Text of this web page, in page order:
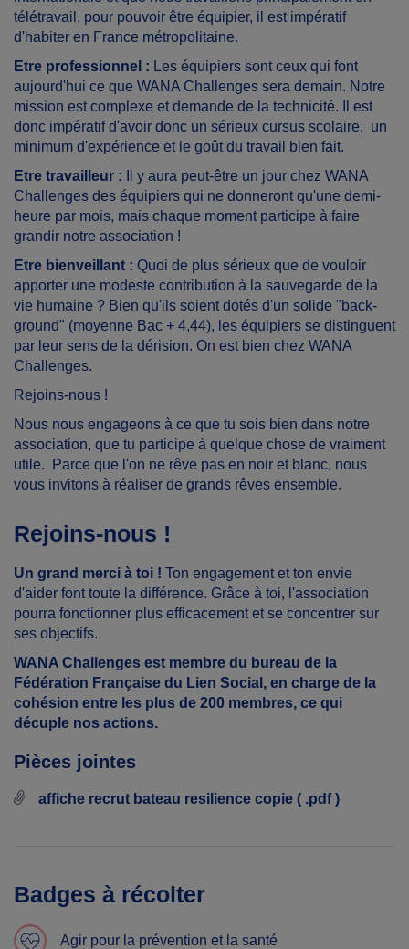
télétravail, pour pouvoir être équipier, il est impératif
d'habiter en France métropolitaine.
Etre professionnel : Les équipiers sont ceux qui font
aujourd'hui ce que WANA Challenges sera demain. Notre
mission est complexe et demande de la technicité. Il est
donc impératif d'avoir donc un sérieux cursus scolaire, un
minimum d'expérience et le goût du travail bien fait.
Etre travailleur : Il y aura peut-être un jour chez WANA
Challenges des équipiers qui ne donneront qu'une demi-
heure par mois, mais chaque moment participe à faire
grandir notre association !
Etre bienveillant : Quoi de plus sérieux que de vouloir
apporter une modeste contribution à la sauvegarde de la
vie humaine ? Bien qu'ils soient dotés d'un solide "back-
ground" (moyenne Bac + 4,44), les équipiers se distinguent
par leur sens de la dérision. On est bien chez WANA
Challenges.
Rejoins-nous !
Nous nous engageons à ce que tu sois bien dans notre
association, que tu participe à quelque chose de vraiment
utile. Parce que l'on ne rêve pas en noir et blanc, nous
vous invitons à réaliser de grands rêves ensemble.
Rejoins-nous !
Un grand merci à toi ! Ton engagement et ton envie
d'aider font toute la différence. Grâce à toi, l'association
pourra fonctionner plus efficacement et se concentrer sur
ses objectifs.
WANA Challenges est membre du bureau de la
Fédération Française du Lien Social, en charge de la
cohésion entre les plus de 200 membres, ce qui
décuple nos actions.
Pièces jointes
affiche recrut bateau resilience copie ( .pdf )
Badges à récolter
Agir pour la prévention et la santé